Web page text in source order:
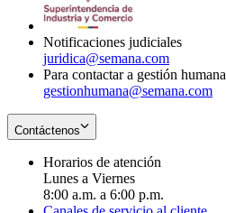
Notificaciones judiciales
juridica@semana.com
Para contactar a gestión humana
gestionhumana@semana.com
Contáctenos
Horarios de atención
Lunes a Viernes
8:00 a.m. a 6:00 p.m.